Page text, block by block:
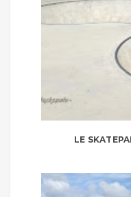
LE